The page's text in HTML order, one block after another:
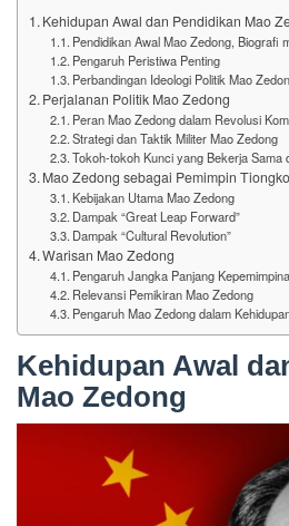
Kehidupan Awal dan Pendidikan Mao
Pendidikan Awal Mao Zedong, Biografi
Pengaruh Peristiwa Penting
Perbandingan Ideologi Politik Mao
Perjalanan Politik Mao Zedong
Peran Mao Zedong dalam Revolusi
Strategi dan Taktik Militer Mao Zedong
Tokoh-tokoh Kunci yang Bekerja Sama
Mao Zedong sebagai Pemimpin
Kebijakan Utama Mao Zedong
Dampak “Great Leap Forward”
Dampak “Cultural Revolution”
Warisan Mao Zedong
Pengaruh Jangka Panjang
Relevansi Pemikiran Mao Zedong
Pengaruh Mao Zedong dalam
Kehidupan Awal
Mao Zedong